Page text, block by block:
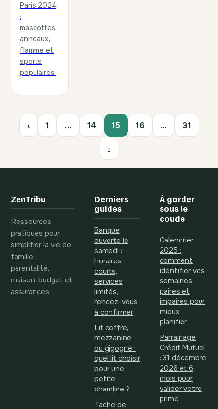
Paris 2024
:
mascottes,
anneaux,
flamme et
sports
populaires.
‹ 1 … 14 15 16 … 31
›
ZenTribu
Ressources
pratiques pour
simplifier la vie de
famille :
parentalité,
maison, budget et
assurances.
Derniers
guides
Banque
ouverte le
samedi :
horaires
courts,
services
limités,
rendez-vous
à confirmer
Lit coffre,
mezzanine
ou gigogne :
quel lit choisir
pour une
petite
chambre ?
Tache de
À garder
sous le
coude
Calendrier
2025 :
comment
identifier vos
semaines
paires et
impaires pour
mieux
planifier
Parrainage
Crédit Mutuel
: 31 décembre
2026 et 6
mois pour
valider votre
prime